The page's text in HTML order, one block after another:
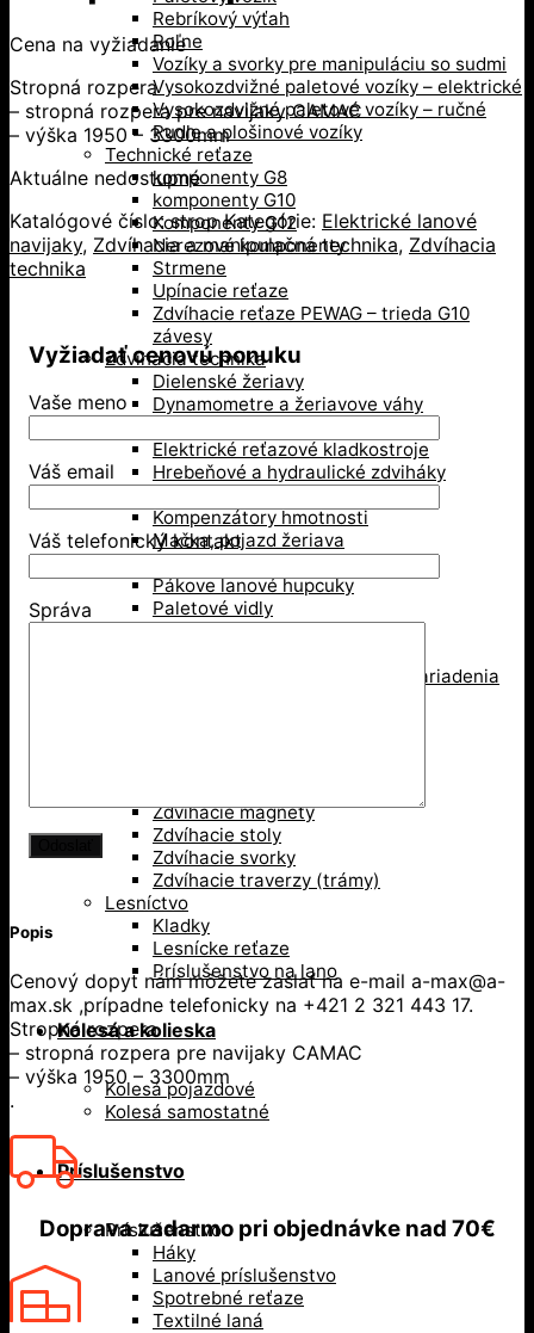
Rebríkový výťah
Roľne
Vozíky a svorky pre manipuláciu so sudmi
Vysokozdvižné paletové vozíky – elektrické
Vysokozdvižné paletové vozíky – ručné
Rudle a plošinové vozíky
Technické reťaze
komponenty G8
komponenty G10
Komponenty G12
Nerezové komponenty
Strmene
Upínacie reťaze
Zdvíhacie reťaze PEWAG – trieda G10
závesy
Zdvíhacia technika
Dielenské žeriavy
Dynamometre a žeriavove váhy
Elektrické reťazové kladkostroje
Hrebeňové a hydraulické zdviháky
Kompenzátory hmotnosti
Mačka, pojazd žeriava
Pákové kladkostroje
Pákove lanové hupcuky
Paletové vidly
Pneumatické kladkostroje
Prísavky a Vakuové zdvíhacie zariadenia
Zdvíhacie magnety
Zdvíhacie stoly
Zdvíhacie svorky
Zdvíhacie traverzy (trámy)
Lesníctvo
Kladky
Lesnícke reťaze
Príslušenstvo na lano
Kolesá a kolieska
Kolesá pojazdové
Kolesá samostatné
Príslušenstvo
Príslušenstvo
Háky
Lanové príslušenstvo
Spotrebné reťaze
Textilné laná
Cena na vyžiadanie
Stropná rozpera
– stropná rozpera pre navijaky CAMAC
– výška 1950 – 3300mm
Aktuálne nedostupné
Katalógové číslo:strop Kategórie: Elektrické lanové
navijaky, Zdvíhacia a manipulačná technika, Zdvíhacia
technika
Vyžiadať cenovú ponuku
Vaše meno
Váš email
Váš telefonický kontakt
Správa
Popis
Cenový dopyt nám môžete zaslať na e-mail a-max@a-
max.sk ,prípadne telefonicky na +421 2 321 443 17.
Stropná rozpera
– stropná rozpera pre navijaky CAMAC
– výška 1950 – 3300mm
.
Doprava zadarmo pri objednávke nad 70€